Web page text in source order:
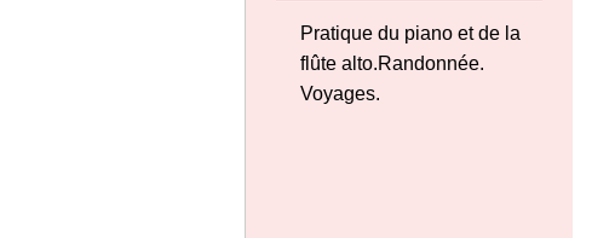
Pratique du piano et de la
flûte alto.Randonnée.
Voyages.